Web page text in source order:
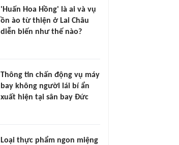
'Huấn Hoa Hồng' là ai và vụ
ồn ào từ thiện ở Lai Châu
diễn biến như thế nào?
Thông tin chấn động vụ máy
bay không người lái bí ẩn
xuất hiện tại sân bay Đức
Loại thực phẩm ngon miệng